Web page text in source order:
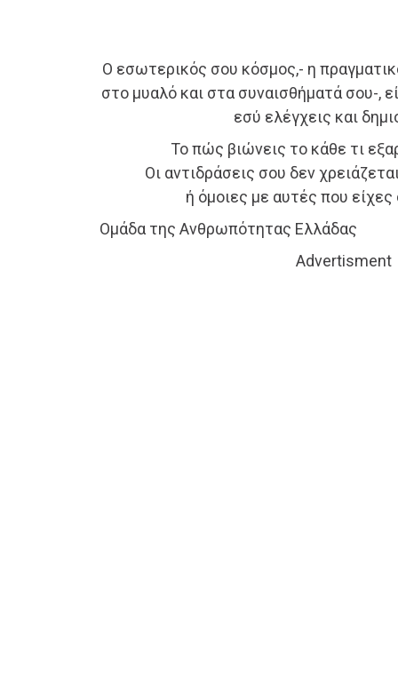
Ο εσωτερικός σου κόσμος,- η
στο μυαλό και στα συναισθήματά σου-,
εσύ ελέγχεις και
Το πώς βιώνεις το κάθε τι
Οι αντιδράσεις σου δεν
ή όμοιες με αυτές που
Oμάδα της Ανθρωπότητας Ελλάδας
Advertisment